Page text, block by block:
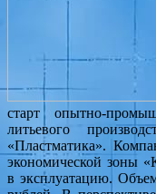
старт опытно-
литьевого
«Пластматика».
экономической зоны
в эксплуатацию.